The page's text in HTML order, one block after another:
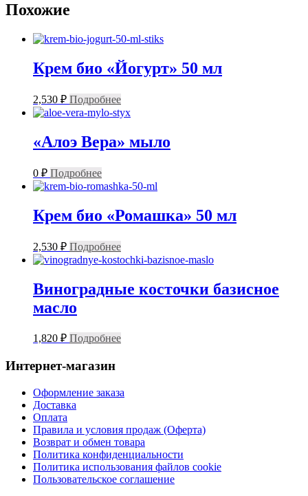
Похожие
Крем био «Йогурт» 50 мл
2,530 ₽ Подробнее
«Алоэ Вера» мыло
0 ₽ Подробнее
Крем био «Ромашка» 50 мл
2,530 ₽ Подробнее
Виноградные косточки базисное
масло
1,820 ₽ Подробнее
Интернет-магазин
Оформление заказа
Доставка
Оплата
Правила и условия продаж (Оферта)
Возврат и обмен товара
Политика конфиденциальности
Политика использования файлов cookie
Пользовательское соглашение